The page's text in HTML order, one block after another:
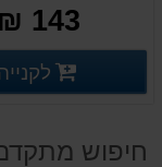
143 ₪
פרטים
חיפוש